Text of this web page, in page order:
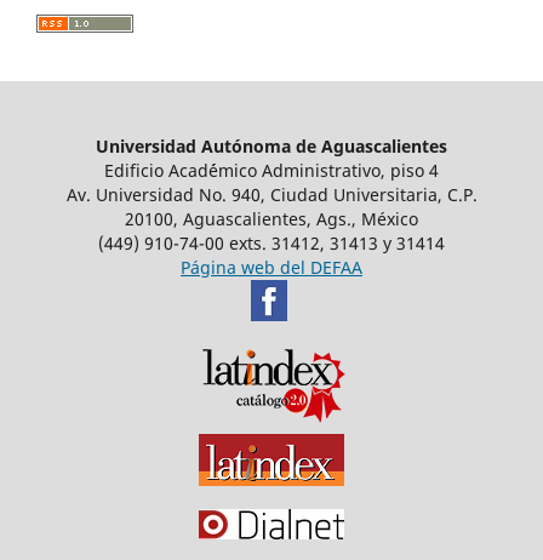
Universidad Autónoma de Aguascalientes
Edificio Acad´émico Administrativo, piso 4
Av. Universidad No. 940, Ciudad Universitaria, C.P.
20100, Aguascalientes, Ags., México
(449) 910-74-00 exts. 31412, 31413 y 31414
Página web del DEFAA